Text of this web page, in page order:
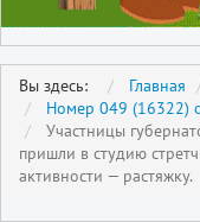
Вы здесь: Главная
Номер 049 (16322)
Участницы
пришли в студию
активности — растяжку.